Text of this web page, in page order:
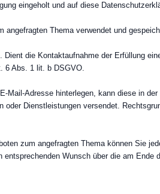
eingeholt und auf diese
angefragten Thema verwendet und
die Kontaktaufnahme der Erfüllung
6 Abs. 1 lit. b DSGVO.
Adresse hinterlegen, kann diese in
Dienstleistungen versendet.
zum angefragten Thema können Sie
Wunsch über die am Ende